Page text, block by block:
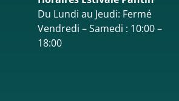
Du Lundi au Jeudi: Fermé
Vendredi – Samedi : 10:00 –
18:00